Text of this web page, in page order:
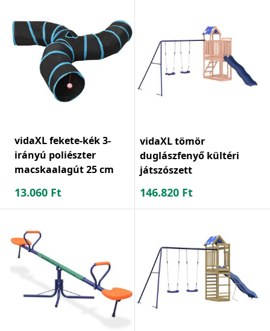
vidaXL fekete-kék 3-
irányú poliészter
macskaalagút 25 cm
13.060 Ft
vidaXL tömör
duglászfenyő kültéri
játszószett
146.820 Ft